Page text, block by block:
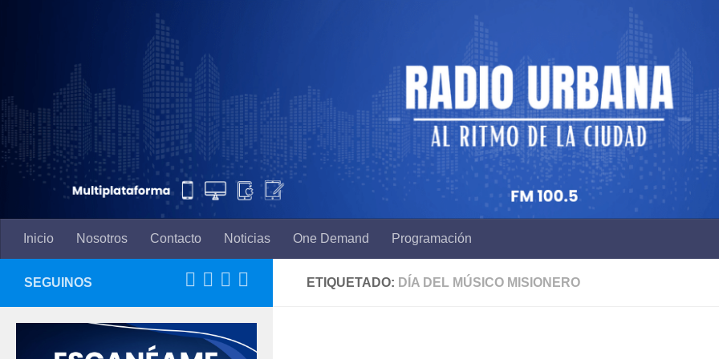
Inicio Nosotros Contacto Noticias One Demand Programación
ETIQUETADO: DÍA DEL MÚSICO MISIONERO
SEGUINOS